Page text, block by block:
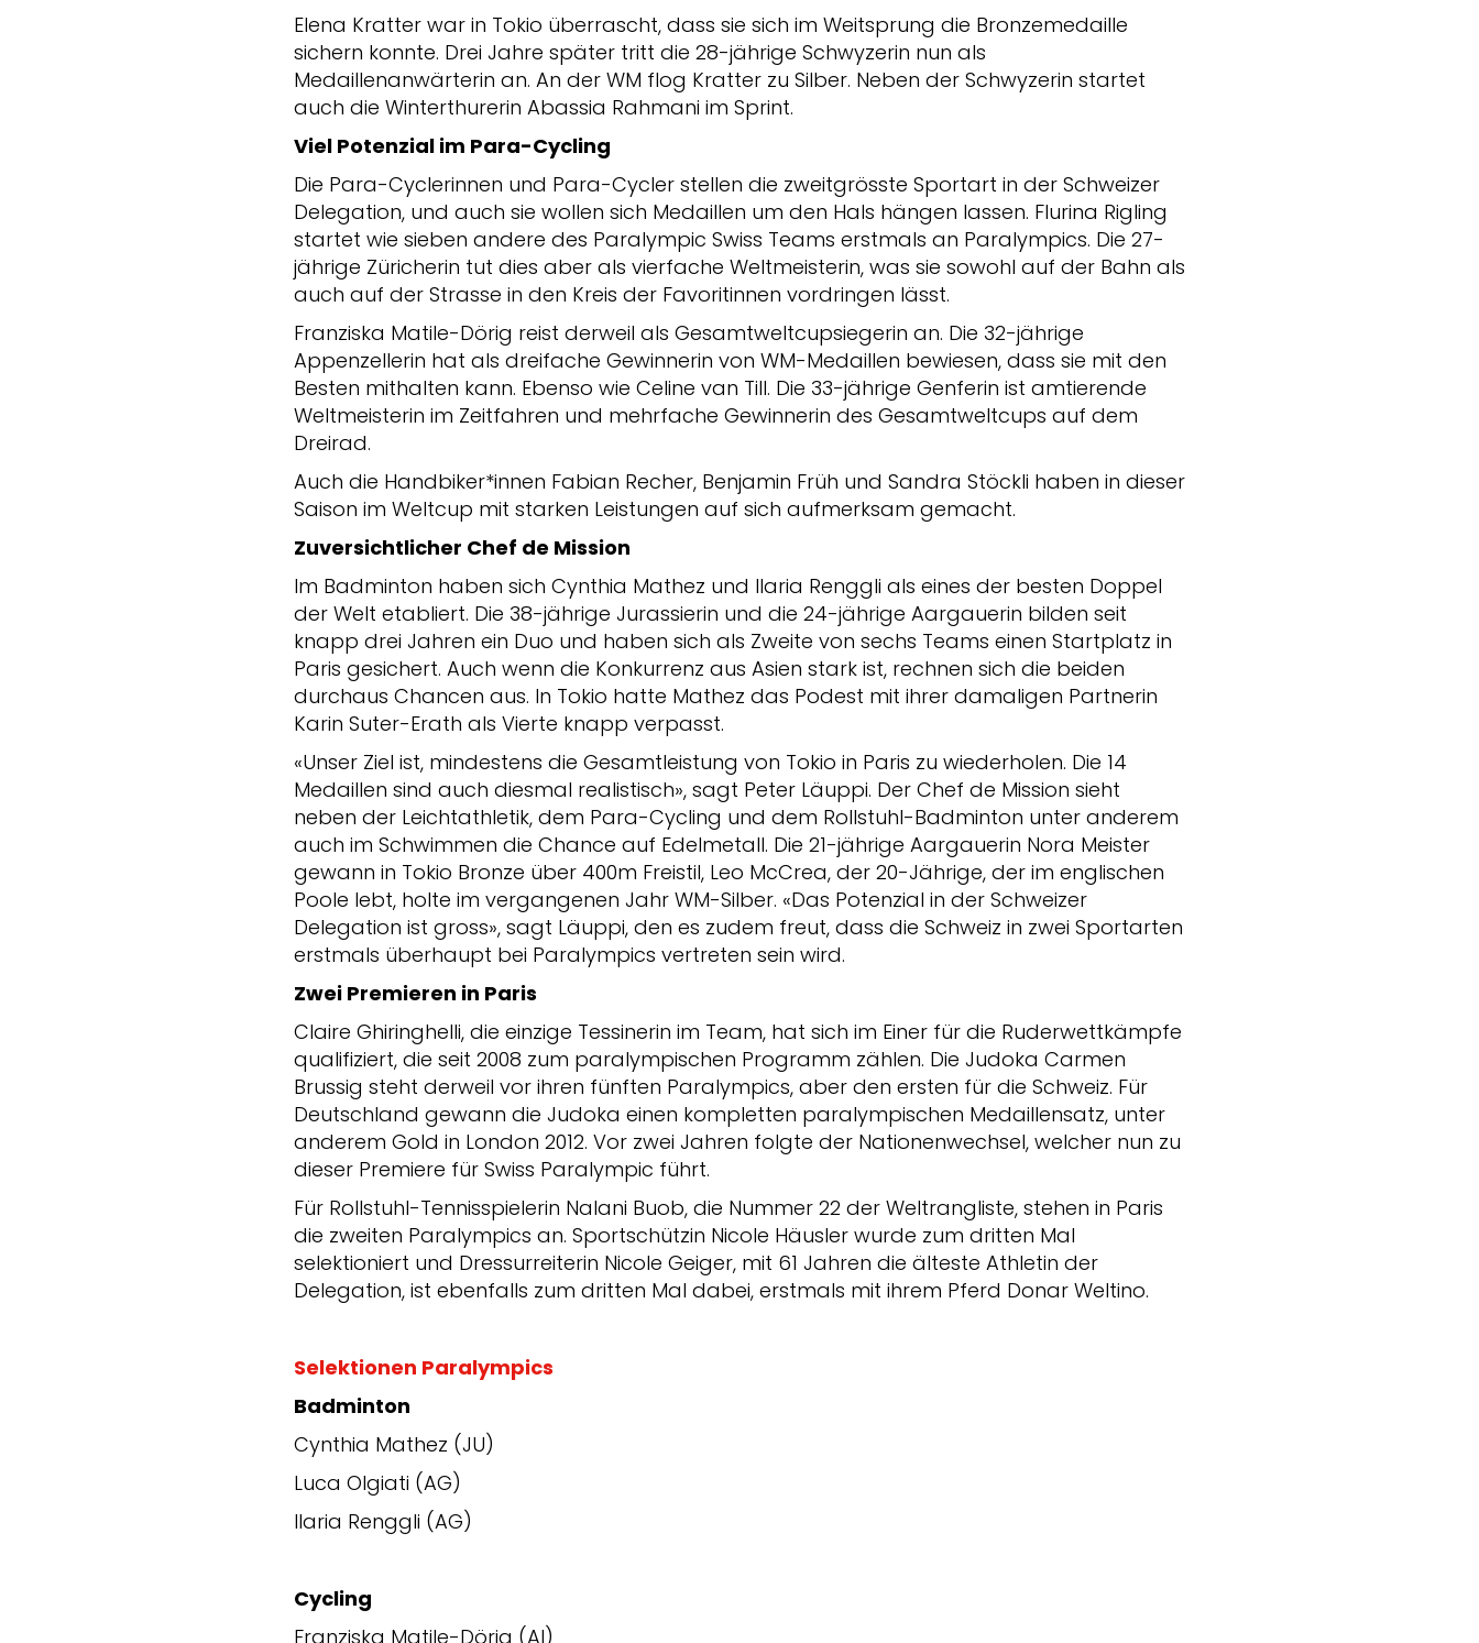
Elena Kratter war in Tokio überrascht, dass sie sich im Weitsprung die Bronzemedaille
sichern konnte. Drei Jahre später tritt die 28-jährige Schwyzerin nun als
Medaillenanwärterin an. An der WM flog Kratter zu Silber. Neben der Schwyzerin startet
auch die Winterthurerin Abassia Rahmani im Sprint.
Viel Potenzial im Para-Cycling
Die Para-Cyclerinnen und Para-Cycler stellen die zweitgrösste Sportart in der Schweizer
Delegation, und auch sie wollen sich Medaillen um den Hals hängen lassen. Flurina Rigling
startet wie sieben andere des Paralympic Swiss Teams erstmals an Paralympics. Die 27-
jährige Züricherin tut dies aber als vierfache Weltmeisterin, was sie sowohl auf der Bahn als
auch auf der Strasse in den Kreis der Favoritinnen vordringen lässt.
Franziska Matile-Dörig reist derweil als Gesamtweltcupsiegerin an. Die 32-jährige
Appenzellerin hat als dreifache Gewinnerin von WM-Medaillen bewiesen, dass sie mit den
Besten mithalten kann. Ebenso wie Celine van Till. Die 33-jährige Genferin ist amtierende
Weltmeisterin im Zeitfahren und mehrfache Gewinnerin des Gesamtweltcups auf dem
Dreirad.
Auch die Handbiker*innen Fabian Recher, Benjamin Früh und Sandra Stöckli haben in dieser
Saison im Weltcup mit starken Leistungen auf sich aufmerksam gemacht.
Zuversichtlicher Chef de Mission
Im Badminton haben sich Cynthia Mathez und Ilaria Renggli als eines der besten Doppel
der Welt etabliert. Die 38-jährige Jurassierin und die 24-jährige Aargauerin bilden seit
knapp drei Jahren ein Duo und haben sich als Zweite von sechs Teams einen Startplatz in
Paris gesichert. Auch wenn die Konkurrenz aus Asien stark ist, rechnen sich die beiden
durchaus Chancen aus. In Tokio hatte Mathez das Podest mit ihrer damaligen Partnerin
Karin Suter-Erath als Vierte knapp verpasst.
«Unser Ziel ist, mindestens die Gesamtleistung von Tokio in Paris zu wiederholen. Die 14
Medaillen sind auch diesmal realistisch», sagt Peter Läuppi. Der Chef de Mission sieht
neben der Leichtathletik, dem Para-Cycling und dem Rollstuhl-Badminton unter anderem
auch im Schwimmen die Chance auf Edelmetall. Die 21-jährige Aargauerin Nora Meister
gewann in Tokio Bronze über 400m Freistil, Leo McCrea, der 20-Jährige, der im englischen
Poole lebt, holte im vergangenen Jahr WM-Silber. «Das Potenzial in der Schweizer
Delegation ist gross», sagt Läuppi, den es zudem freut, dass die Schweiz in zwei Sportarten
erstmals überhaupt bei Paralympics vertreten sein wird.
Zwei Premieren in Paris
Claire Ghiringhelli, die einzige Tessinerin im Team, hat sich im Einer für die Ruderwettkämpfe
qualifiziert, die seit 2008 zum paralympischen Programm zählen. Die Judoka Carmen
Brussig steht derweil vor ihren fünften Paralympics, aber den ersten für die Schweiz. Für
Deutschland gewann die Judoka einen kompletten paralympischen Medaillensatz, unter
anderem Gold in London 2012. Vor zwei Jahren folgte der Nationenwechsel, welcher nun zu
dieser Premiere für Swiss Paralympic führt.
Für Rollstuhl-Tennisspielerin Nalani Buob, die Nummer 22 der Weltrangliste, stehen in Paris
die zweiten Paralympics an. Sportschützin Nicole Häusler wurde zum dritten Mal
selektioniert und Dressurreiterin Nicole Geiger, mit 61 Jahren die älteste Athletin der
Delegation, ist ebenfalls zum dritten Mal dabei, erstmals mit ihrem Pferd Donar Weltino.
Selektionen Paralympics
Badminton
Cynthia Mathez (JU)
Luca Olgiati (AG)
Ilaria Renggli (AG)
Cycling